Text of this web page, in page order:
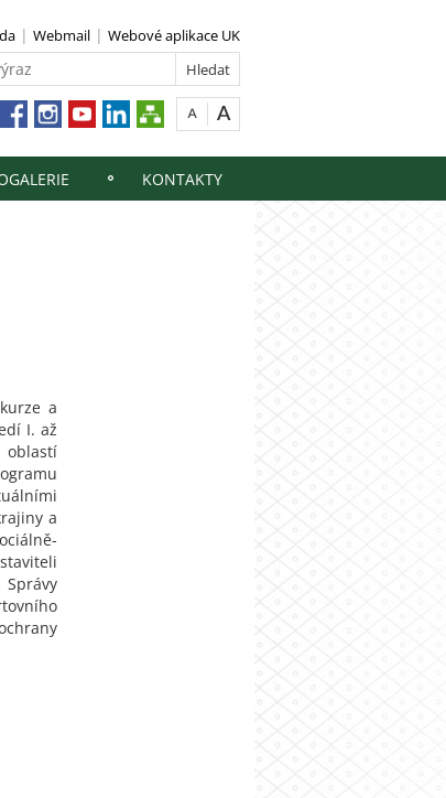
Webmail Webové aplikace UK
KONTAKTY
a
I. až
oblastí
a